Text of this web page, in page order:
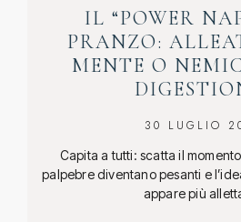
IL “POWER
PRANZO:
MENTE O
30 LUGLIO
Capita a tutti: scatta il
palpebre diventano pesanti e
appare più